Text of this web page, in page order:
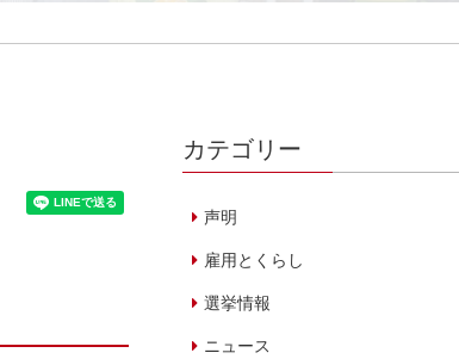
カテゴリー
声明
雇用とくらし
選挙情報
ニュース